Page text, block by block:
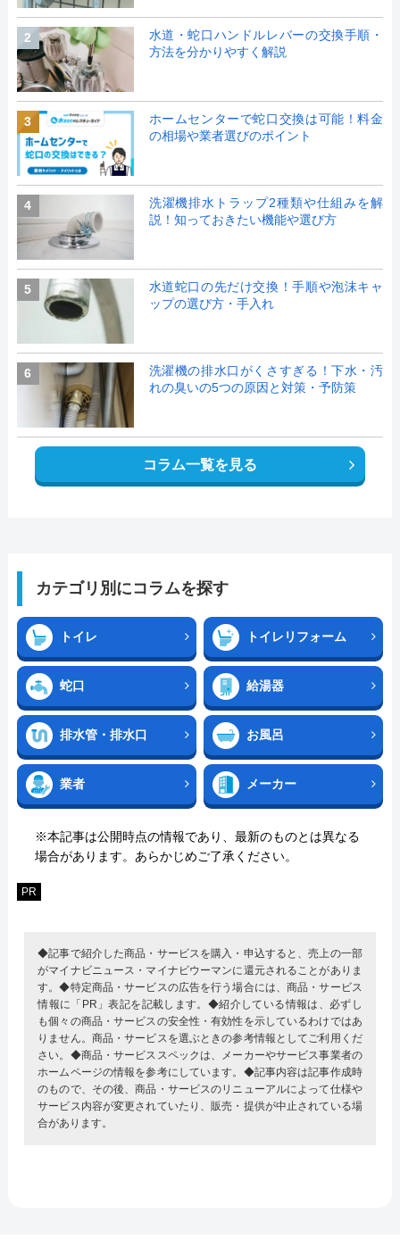
2
水道・蛇口ハンドルレバーの交換手順・
方法を分かりやすく解説
3
ホームセンターで蛇口交換は可能！料金
の相場や業者選びのポイント
4
洗濯機排水トラップ2種類や仕組みを解
説！知っておきたい機能や選び方
5
水道蛇口の先だけ交換！手順や泡沫キャ
ップの選び方・手入れ
6
洗濯機の排水口がくさすぎる！下水・汚
れの臭いの5つの原因と対策・予防策
コラム一覧を見る
カテゴリ別にコラムを探す
トイレ トイレリフォーム
蛇口 給湯器
排水管・排水口 お風呂
業者 メーカー
※本記事は公開時点の情報であり、最新のものとは異なる
場合があります。あらかじめご了承ください。
PR
◆記事で紹介した商品・サービスを購入・申込すると、売上の一部
がマイナビニュース・マイナビウーマンに還元されることがありま
す。◆特定商品・サービスの広告を行う場合には、商品・サービス
情報に「PR」表記を記載します。◆紹介している情報は、必ずし
も個々の商品・サービスの安全性・有効性を示しているわけではあ
りません。商品・サービスを選ぶときの参考情報としてご利用くだ
さい。◆商品・サービススペックは、メーカーやサービス事業者の
ホームページの情報を参考にしています。◆記事内容は記事作成時
のもので、その後、商品・サービスのリニューアルによって仕様や
サービス内容が変更されていたり、販売・提供が中止されている場
合があります。